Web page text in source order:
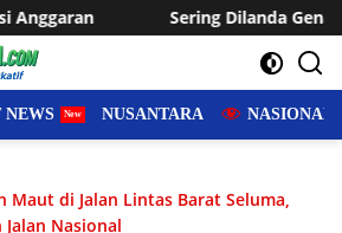
Dilanda Genangan, Desa Sukaraja
NEWS NUSANTARA NASIONAL
Maut di Jalan Lintas Barat Seluma,
Nasional